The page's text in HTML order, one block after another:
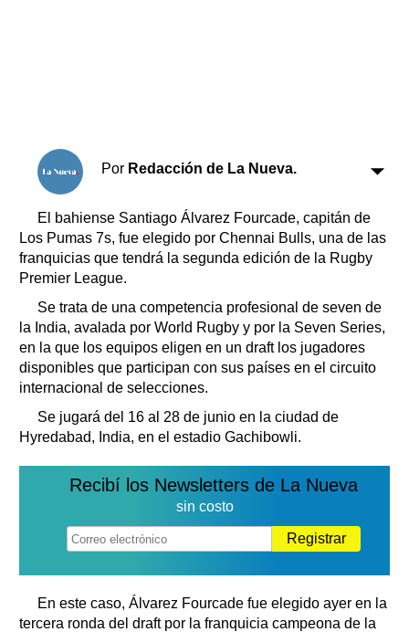
Por Redacción de La Nueva.
El bahiense Santiago Álvarez Fourcade, capitán de
Los Pumas 7s, fue elegido por Chennai Bulls, una de las
franquicias que tendrá la segunda edición de la Rugby
Premier League.
Se trata de una competencia profesional de seven de
la India, avalada por World Rugby y por la Seven Series,
en la que los equipos eligen en un draft los jugadores
disponibles que participan con sus países en el circuito
internacional de selecciones.
Se jugará del 16 al 28 de junio en la ciudad de
Hyredabad, India, en el estadio Gachibowli.
Recibí los Newsletters de La Nueva
sin costo
Registrar
En este caso, Álvarez Fourcade fue elegido ayer en la
tercera ronda del draft por la franquicia campeona de la